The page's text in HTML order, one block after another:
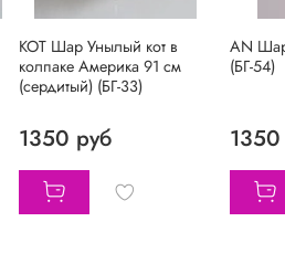
КОТ Шар Унылый кот в
колпаке Америка 91 см
(сердитый) (БГ-33)
1350 руб
AN
(БГ-54)